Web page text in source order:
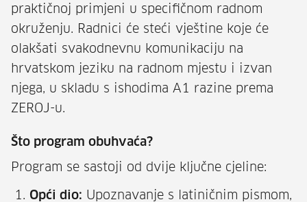
praktičnoj primjeni u specifičnom radnom
okruženju. Radnici će steći vještine koje će
olakšati svakodnevnu komunikaciju na
hrvatskom jeziku na radnom mjestu i izvan
njega, u skladu s ishodima A1 razine prema
ZEROJ-u.
Što program obuhvaća?
Program se sastoji od dvije ključne cjeline:
Opći dio: Upoznavanje s latiničnim pismom,